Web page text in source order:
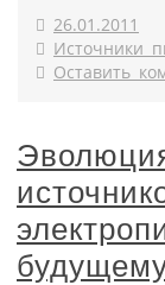
26.01.2011
Источники
Оставить